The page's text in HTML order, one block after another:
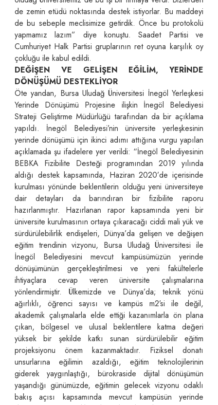
de zemin etüdü noktasında destek istiyorlar. Bu maddeyi
de bu sebeple meclisimize getirdik. Önce bu protokolü
yapmamız lazım” diye konuştu. Saadet Partisi ve
Cumhuriyet Halk Partisi gruplarının ret oyuna karşılık oy
çokluğu ile kabul edildi.
DEĞİŞEN VE GELİŞEN EĞİLİM, YERİNDE
DÖNÜŞÜMÜ DESTEKLİYOR
Öte yandan, Bursa Uludağ Üniversitesi İnegöl Yerleşkesi
Yerinde Dönüşümü Projesine ilişkin İnegöl Belediyesi
Strateji Geliştirme Müdürlüğü tarafından da bir açıklama
yapıldı. İnegöl Belediyesi’nin üniversite yerleşkesinin
yerinde dönüşümü için ikinci adımı attığına vurgu yapılan
açıklamada şu ifadelere yer verildi: “İnegöl Belediyesinin
BEBKA Fizibilite Desteği programından 2019 yılında
aldığı destek kapsamında, Haziran 2020’de içerisinde
kurulması yönünde beklentilerin olduğu yeni üniversiteye
dair detayları da barındıran bir fizibilite raporu
hazırlanmıştır. Hazırlanan rapor kapsamında yeni bir
üniversite kurulmasının ortaya çıkaracağı ciddi mali yük ve
sürdürülebilirlik endişeleri, Dünya’da gelişen ve değişen
eğitim trendinin vizyonu, Bursa Uludağ Üniversitesi ile
İnegöl Belediyesini mevcut kampüsümüzün yerinde
dönüşümünün gerçekleştirilmesi ve yeni fakültelerle
ihtiyaçlara cevap veren üniversite çalışmalarına
yönlendirmiştir. Ülkemizde ve Dünya’da; teknik yönü
ağırlıklı, öğrenci sayısı ve kampüs m2’si ile değil,
akademik çalışmalarla elde ettiği kazanımlarla ön plana
çıkan, bölgesel ve ulusal beklentilere katma değeri
yüksek bir şekilde katkı sunan sürdürülebilir eğitim
projeksiyonu önem kazanmaktadır. Fiziksel donatı
unsurlarına eğilimin azaldığı, eğitim teknolojilerinin
giderek yaygınlaştığı, bürokraside dijital dönüşümün
yaşandığı günümüzde, eğitimin gelecek vizyonu odaklı
bakış açısı kapsamında mevcut kampüsün yerinde